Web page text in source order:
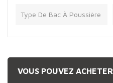
Type De Bac À Poussière
VOUS POUVEZ ACHETER